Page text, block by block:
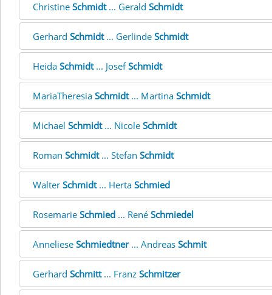
Christine Schmidt... Gerald Schmidt
Gerhard Schmidt... Gerlinde Schmidt
Heida Schmidt... JosefSchmidt
MariaTheresia Schmidt... Martina Schmidt
Michael Schmidt... Nicole Schmidt
Roman Schmidt... Stefan Schmidt
Walter Schmidt... Herta Schmied
Rosemarie Schmied ... René Schmiedel
Anneliese Schmiedtner... Andreas Schmit
Gerhard Schmitt... Franz Schmitzer